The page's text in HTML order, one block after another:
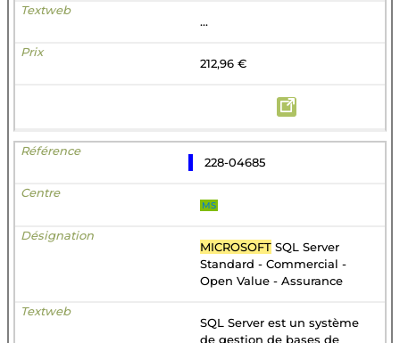
...
212,96 €
228-04685
MS
MICROSOFT SQL Server
Standard - Commercial -
Open Value - Assurance
SQL Server est un système
de gestion de bases de